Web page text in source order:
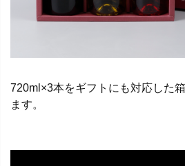
720ml×3本をギフトにも対応した
ます。